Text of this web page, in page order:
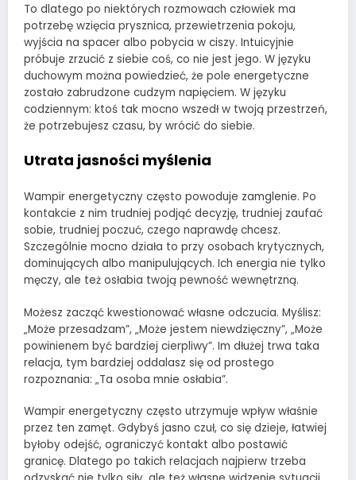
To dlatego po niektórych rozmowach człowiek ma
potrzebę wzięcia prysznica, przewietrzenia pokoju,
wyjścia na spacer albo pobycia w ciszy. Intuicyjnie
próbuje zrzucić z siebie coś, co nie jest jego. W języku
duchowym można powiedzieć, że pole energetyczne
zostało zabrudzone cudzym napięciem. W języku
codziennym: ktoś tak mocno wszedł w twoją przestrzeń,
że potrzebujesz czasu, by wrócić do siebie.
Utrata jasności myślenia
Wampir energetyczny często powoduje zamglenie. Po
kontakcie z nim trudniej podjąć decyzję, trudniej zaufać
sobie, trudniej poczuć, czego naprawdę chcesz.
Szczególnie mocno działa to przy osobach krytycznych,
dominujących albo manipulujących. Ich energia nie tylko
męczy, ale też osłabia twoją pewność wewnętrzną.
Możesz zacząć kwestionować własne odczucia. Myślisz:
„Może przesadzam”, „Może jestem niewdzięczny”, „Może
powinienem być bardziej cierpliwy”. Im dłużej trwa taka
relacja, tym bardziej oddalasz się od prostego
rozpoznania: „Ta osoba mnie osłabia”.
Wampir energetyczny często utrzymuje wpływ właśnie
przez ten zamęt. Gdybyś jasno czuł, co się dzieje, łatwiej
byłoby odejść, ograniczyć kontakt albo postawić
granicę. Dlatego po takich relacjach najpierw trzeba